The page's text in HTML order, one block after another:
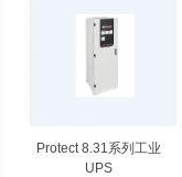
Protect 8.31系列工业
UPS